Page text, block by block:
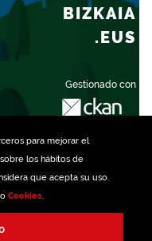
para mejorar el
los hábitos de
que acepta su uso.
Cookies.
Gestionado con
BIZKAIA
.EUS